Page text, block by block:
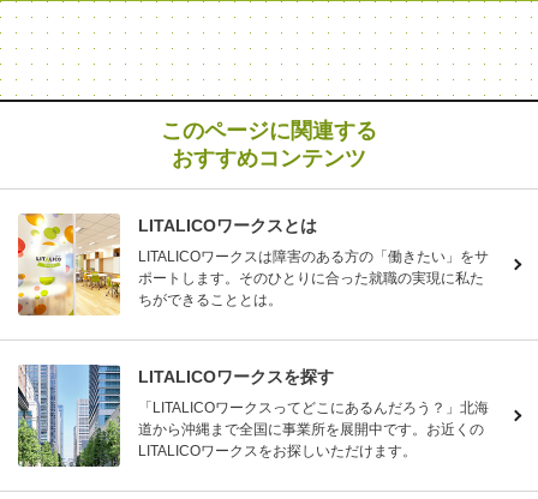
このページに関連する
おすすめコンテンツ
LITALICOワークスとは
LITALICOワークスは障害のある方の「働きたい」をサ
ポートします。そのひとりに合った就職の実現に私た
ちができることとは。
LITALICOワークスを探す
「LITALICOワークスってどこにあるんだろう？」北海
道から沖縄まで全国に事業所を展開中です。お近くの
LITALICOワークスをお探しいただけます。